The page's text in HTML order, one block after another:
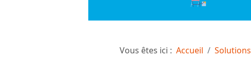
Vous êtes ici : Accueil Solutions